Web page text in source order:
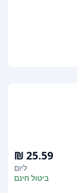
ליום
ביטול חינם